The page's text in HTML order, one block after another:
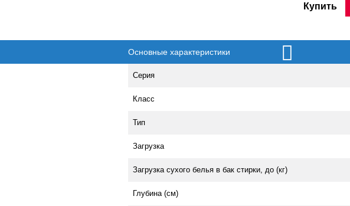
Купить
Основные характеристики
Серия
Класс
Тип
Загрузка
Загрузка сухого белья в бак стирки, до (кг)
Глубина (см)